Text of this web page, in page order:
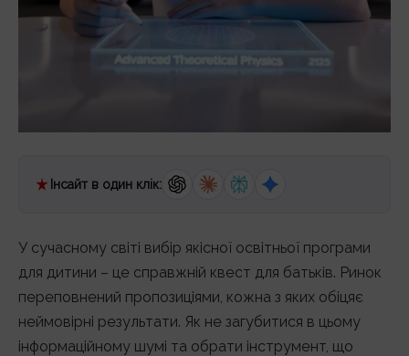
Інсайт в один клік:
У сучасному світі вибір якісної освітньої програми
для дитини – це справжній квест для батьків. Ринок
переповнений пропозиціями, кожна з яких обіцяє
неймовірні результати. Як не загубитися в цьому
інформаційному шумі та обрати інструмент, що